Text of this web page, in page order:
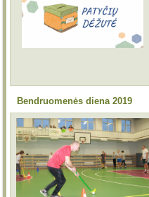
Bendruomenės diena 2019